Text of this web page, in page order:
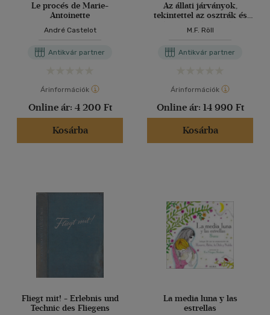
Le procés de Marie-
Antoinette
André Castelot
Antikvár partner
Árinformációk
Online ár: 4 200 Ft
Kosárba
Az állati járványok,
tekintettel az osztrák és
Állatorvosok és orvosok
állatjárványi magyar
Rózsahegyi Aladár
M.F. Röll
Antikvár partner
Árinformációk
Online ár: 14 990 Ft
Kosárba
Fliegt mit! - Erlebnis und
Technic des Fliegens
La media luna y las
estrellas